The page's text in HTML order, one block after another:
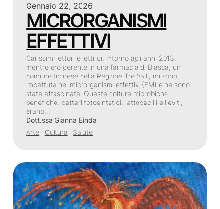
Gennaio 22, 2026
MICRORGANISMI
EFFETTIVI
Carissimi lettori e lettrici, Intorno agli anni 2013,
mentre ero gerente in una farmacia di Biasca, un
comune ticinese nella Regione Tre Valli, mi sono
imbattuta nei microrganismi effettivi (EM) e ne sono
stata affascinata. Queste colture microbiche
benefiche, batteri fotosintetici, lattobacilli e lieviti,
erano…
Dott.ssa Gianna Binda
Arte
Cultura Salute